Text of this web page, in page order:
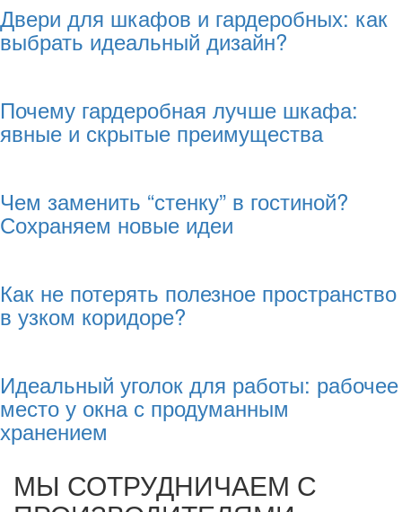
Двери для шкафов и гардеробных: как
выбрать идеальный дизайн?
Почему гардеробная лучше шкафа:
явные и скрытые преимущества
Чем заменить “стенку” в гостиной?
Сохраняем новые идеи
Как не потерять полезное пространство
в узком коридоре?
Идеальный уголок для работы: рабочее
место у окна с продуманным
хранением
МЫ СОТРУДНИЧАЕМ С